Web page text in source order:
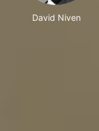
David Niven